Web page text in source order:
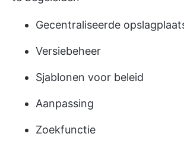
Gecentraliseerde
Versiebeheer
Sjablonen voor beleid
Aanpassing
Zoekfunctie